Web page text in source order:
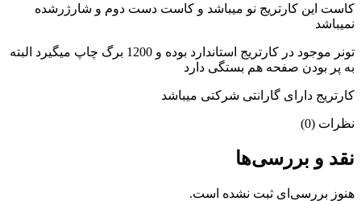
کاست این کارتریج نو میباشد و کاست دست دوم و شارژرشده
نمیباشد
تونر موجود در کارتریج استاندارد بوده و 1200 برگ چاپ میگیرد البته
به پر بودن صفحه هم بستگی دارد
کارتریج دارای گارانتی شرکتی میباشد
نظرات (0)
نقد و بررسی‌ها
هنوز بررسی‌ای ثبت نشده است.